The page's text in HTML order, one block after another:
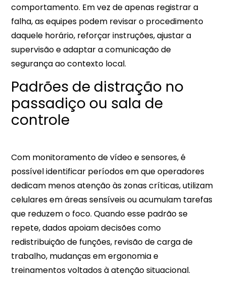
comportamento. Em vez de apenas registrar a
falha, as equipes podem revisar o procedimento
daquele horário, reforçar instruções, ajustar a
supervisão e adaptar a comunicação de
segurança ao contexto local.​​
Padrões de distração no
passadiço ou sala de
controle
Com monitoramento de vídeo e sensores, é
possível identificar períodos em que operadores
dedicam menos atenção às zonas críticas, utilizam
celulares em áreas sensíveis ou acumulam tarefas
que reduzem o foco. Quando esse padrão se
repete, dados apoiam decisões como
redistribuição de funções, revisão de carga de
trabalho, mudanças em ergonomia e
treinamentos voltados à atenção situacional.​​